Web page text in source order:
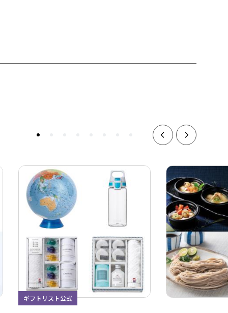
ギフトリスト公式